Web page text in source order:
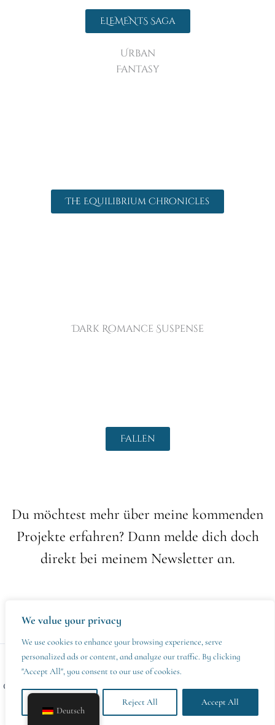
We value your privacy
We use cookies to enhance your browsing experience, serve
personalized ads or content, and analyze our traffic. By clicking
"Accept All", you consent to our use of cookies.
Reject All Accept All
ELEMENTS Saga
Urban
Fantasy
The Equilibrium Chronicles
Dark Romance Suspense
Fallen
Du möchtest mehr über meine kommenden
Projekte erfahren? Dann melde dich doch
direkt bei meinem Newsletter an.
Vertrag widerrufen
Copyright © 2026 Melanie Gurenko – Fantasy Autorin | Powered by
Astra-WordPress-Theme
Deutsch